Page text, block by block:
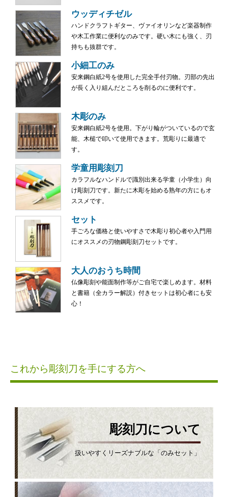
ウッディチゼル
ハンドクラフトギター、ヴァイオリンなど楽器制作
や木工作業に便利なのみです。硬い木にも強く、刃
持ちも抜群です。
小細工のみ
安来鋼白紙2号を使用した完全手付刃物。刃部の先出
が長く入り組んだところを削るのに便利です。
木彫のみ
安来鋼白紙2号を使用。下がり輪がついているので玄
能、木槌で叩いて使用できます。荒彫りに最適で
す。
学童用彫刻刀
カラフルなハンドルで識別出来る学童（小学生）向
け彫刻刀です。新たに木彫を始める熟年の方にもオ
ススメです。
セット
手ごろな価格と使いやすさで木彫り初心者や入門用
にオススメの刃物鋼彫刻刀セットです。
大人のおうち時間
仏像彫刻や能面制作等がご自宅で楽しめます。材料
と書籍（全カラー解説）付きセットは初心者にも安
心！
これから彫刻刀を手にする方へ
彫刻刀について
扱いやすくリーズナブルな「のみセット」